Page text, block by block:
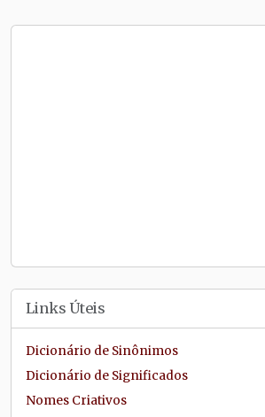
Links Úteis
Dicionário de Sinônimos
Dicionário de Significados
Nomes Criativos